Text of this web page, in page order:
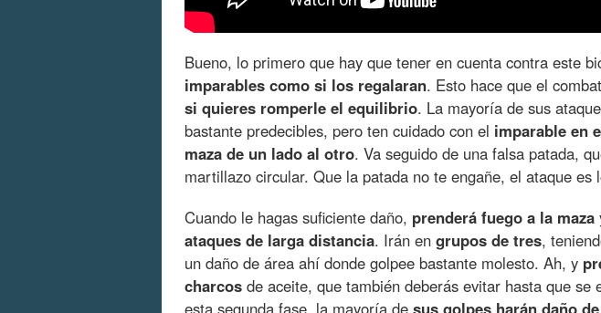
Bueno, lo primero que hay que tener en cuenta contra este
imparables como si los regalaran. Esto hace que el
si quieres romperle el equilibrio. La mayoría de sus
bastante predecibles, pero ten cuidado con el imparable en
maza de un lado al otro. Va seguido de una falsa patada,
martillazo circular. Que la patada no te engañe, el ataque es
Cuando le hagas suficiente daño, prenderá fuego a la maza
ataques de larga distancia. Irán en grupos de tres,
un daño de área ahí donde golpee bastante molesto. Ah, y
charcos de aceite, que también deberás evitar hasta que se
esta segunda fase, la mayoría de sus golpes harán daño